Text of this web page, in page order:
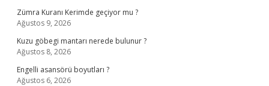
Zümra Kuranı Kerimde geçiyor mu ?
Ağustos 9, 2026
Kuzu göbegi mantarı nerede bulunur ?
Ağustos 8, 2026
Engelli asansörü boyutları ?
Ağustos 6, 2026